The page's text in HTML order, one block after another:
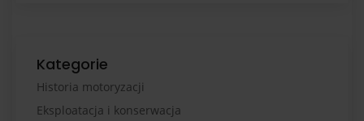
Kategorie
Historia motoryzacji
Eksploatacja i konserwacja